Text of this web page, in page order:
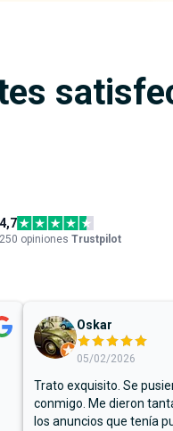
opiniones Trustpilot
Oskar
05/02/2026
Trato exquisito. Se
conmigo. Me dieron
los anuncios que tenía